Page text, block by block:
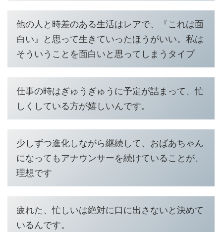
他の人と時差のある生活はレアで、『これは面
白い』と思って生きていったほうがいい。私は
そういうことを面白いと思ってしまうタイプ
仕事の時はぎゅうぎゅうに予定が詰まって、忙
しくしている方が嬉しいんです。
少しずつ進化しながら継続して、おばあちゃん
になってもアナウンサーを続けていることが、
理想です
疲れた、忙しいは絶対に口に出さないと決めて
いるんです。